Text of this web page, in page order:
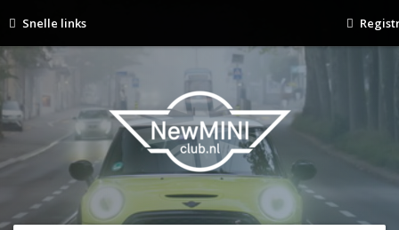
Snelle links